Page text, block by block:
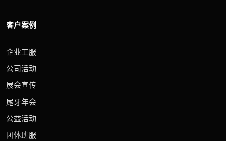
客户案例
企业工服
公司活动
展会宣传
尾牙年会
公益活动
团体班服